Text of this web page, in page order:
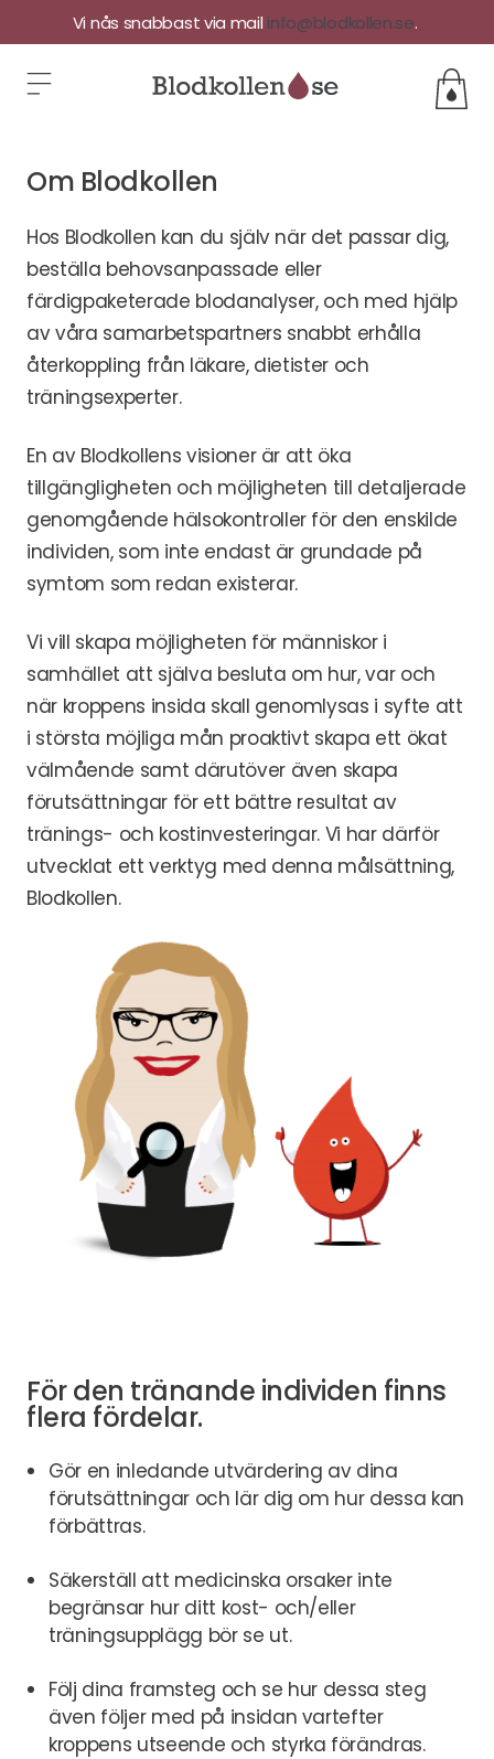
Vi nås snabbast via mail info@blodkollen.se.
Om Blodkollen
Hos Blodkollen kan du själv när det passar dig,
beställa behovsanpassade eller
färdigpaketerade blodanalyser, och med hjälp
av våra samarbetspartners snabbt erhålla
återkoppling från läkare, dietister och
träningsexperter.
En av Blodkollens visioner är att öka
tillgängligheten och möjligheten till detaljerade
genomgående hälsokontroller för den enskilde
individen, som inte endast är grundade på
symtom som redan existerar.
Vi vill skapa möjligheten för människor i
samhället att själva besluta om hur, var och
när kroppens insida skall genomlysas i syfte att
i största möjliga mån proaktivt skapa ett ökat
välmående samt därutöver även skapa
förutsättningar för ett bättre resultat av
tränings- och kostinvesteringar. Vi har därför
utvecklat ett verktyg med denna målsättning,
Blodkollen.
För den tränande individen finns
flera fördelar.
Gör en inledande utvärdering av dina
förutsättningar och lär dig om hur dessa kan
förbättras.
Säkerställ att medicinska orsaker inte
begränsar hur ditt kost- och/eller
träningsupplägg bör se ut.
Följ dina framsteg och se hur dessa steg
även följer med på insidan vartefter
kroppens utseende och styrka förändras.